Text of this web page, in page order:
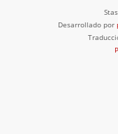
Desarrollado por